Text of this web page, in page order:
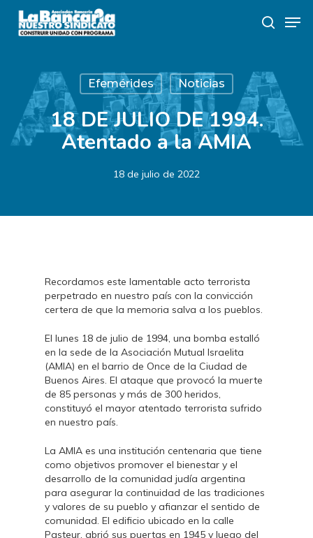
main
search
Efemérides Noticias
18 DE JULIO DE 1994.
Atentado a la AMIA
18 de julio de 2022
Recordamos este lamentable acto terrorista
perpetrado en nuestro país con la convicción
certera de que la memoria salva a los pueblos.
El lunes 18 de julio de 1994, una bomba estalló
en la sede de la Asociación Mutual Israelita
(AMIA) en el barrio de Once de la Ciudad de
Buenos Aires. El ataque que provocó la muerte
de 85 personas y más de 300 heridos,
constituyó el mayor atentado terrorista sufrido
en nuestro país.
La AMIA es una institución centenaria que tiene
como objetivos promover el bienestar y el
desarrollo de la comunidad judía argentina
para asegurar la continuidad de las tradiciones
y valores de su pueblo y afianzar el sentido de
comunidad. El edificio ubicado en la calle
Pasteur, abrió sus puertas en 1945 y luego del